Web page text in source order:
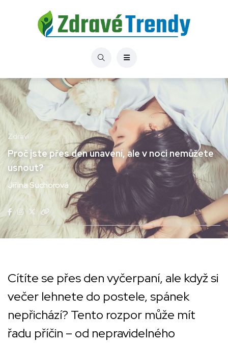
Zdraví
Proč jste přes den unavení, ale v noci nemůžete
usnout?
Jiřina Suchorová
Cítíte se přes den vyčerpaní, ale když si
večer lehnete do postele, spánek
nepřichází? Tento rozpor může mít
řadu příčin – od nepravidelného